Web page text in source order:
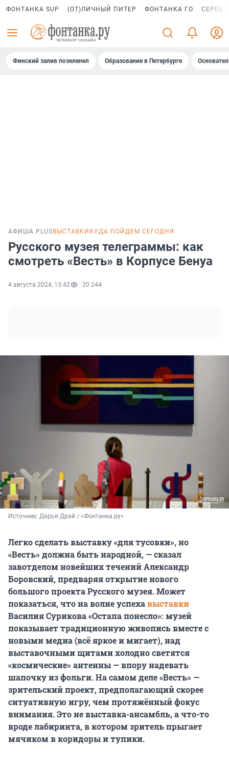
ФОНТАНКА SUP (ОТ)ЛИЧНЫЙ ПИТЕР ФОНТАНКА ГО
Финский залив позеленел Образование в Петербурге
АФИША PLUS ВЫСТАВКИ КУДА ПОЙДЕМ СЕГОДНЯ
Русского музея телеграммы: как
смотреть «Весть» в Корпусе Бенуа
4 августа 2024, 13:42 20 244
Источник: Дарья Драй / «Фонтанка.ру»
Легко сделать выставку «для тусовки», но
«Весть» должна быть народной, — сказал
завотделом новейших течений Александр
Боровский, предваряя открытие нового
большого проекта Русского музея. Может
показаться, что на волне успехавыставки
Василия Сурикова «Остапа понесло»: музей
показывает традиционную живопись вместе с
новыми медиа (всё яркое и мигает), над
выставочными щитами холодно светятся
«космические» антенны — впору надевать
шапочку из фольги. На самом деле «Весть» —
зрительский проект, предполагающий скорее
ситуативную игру, чем протяжённый фокус
внимания. Это не выставка-ансамбль, а что-то
вроде лабиринта, в котором зритель прыгает
мячиком в коридоры и тупики.